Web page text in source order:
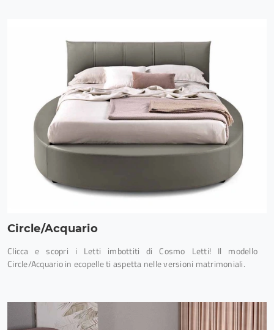
Circle/Acquario
Clicca e scopri i Letti imbottiti di Cosmo Letti! Il modello
Circle/Acquario in ecopelle ti aspetta nelle versioni matrimoniali.